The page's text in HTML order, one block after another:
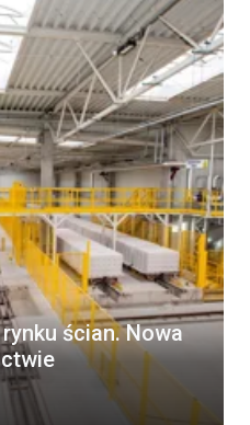
ścian. Nowa